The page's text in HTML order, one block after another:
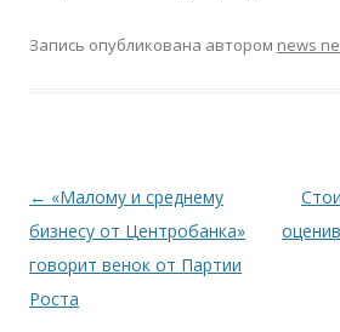
Запись опубликована автором news
Навигация по записям
← «Малому и среднему
бизнесу от Центробанка»
говорит венок от Партии
Роста